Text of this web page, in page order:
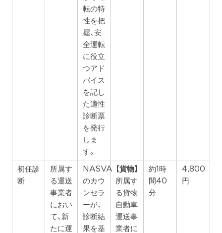
転の特
性を把
握、安
全運転
に役立
つアド
バイス
を記し
た適性
診断票
を発行
しま
す。
初任診
断
所属す
る運送
事業者
におい
て、新
たに運
NASVA
のカウ
ンセラ
ーが、
診断結
果を基
【貨物】
所属す
る貨物
自動車
運送事
業者に
約1時
間40
分
4,800
円